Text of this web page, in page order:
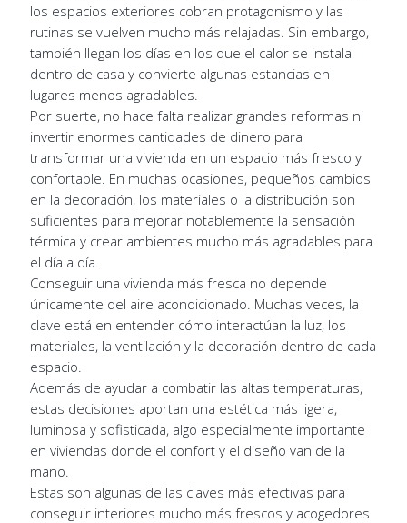
los espacios exteriores cobran protagonismo y las
rutinas se vuelven mucho más relajadas. Sin embargo,
también llegan los días en los que el calor se instala
dentro de casa y convierte algunas estancias en
lugares menos agradables.
Por suerte, no hace falta realizar grandes reformas ni
invertir enormes cantidades de dinero para
transformar una vivienda en un espacio más fresco y
confortable. En muchas ocasiones, pequeños cambios
en la decoración, los materiales o la distribución son
suficientes para mejorar notablemente la sensación
térmica y crear ambientes mucho más agradables para
el día a día.
Conseguir una vivienda más fresca no depende
únicamente del aire acondicionado. Muchas veces, la
clave está en entender cómo interactúan la luz, los
materiales, la ventilación y la decoración dentro de cada
espacio.
Además de ayudar a combatir las altas temperaturas,
estas decisiones aportan una estética más ligera,
luminosa y sofisticada, algo especialmente importante
en viviendas donde el confort y el diseño van de la
mano.
Estas son algunas de las claves más efectivas para
conseguir interiores mucho más frescos y acogedores